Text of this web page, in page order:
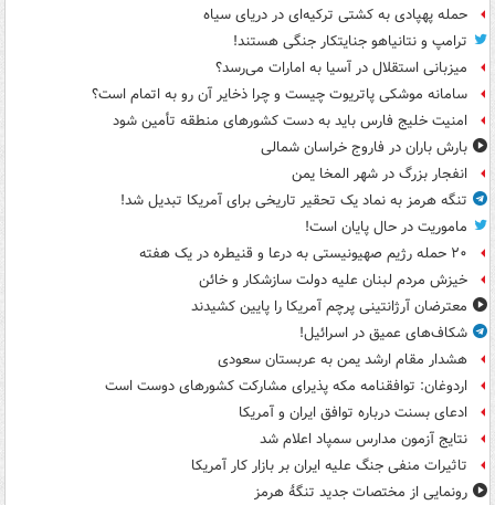
حمله پهپادی به کشتی ترکیه‌ای در دریای سیاه
ترامپ و نتانیاهو جنایتکار جنگی هستند!
میزبانی استقلال در آسیا به امارات می‌رسد؟
سامانه موشکی پاتریوت چیست و چرا ذخایر آن رو به اتمام است؟
امنیت خلیج فارس باید به دست کشورهای منطقه تأمین شود
بارش باران در فاروج خراسان شمالی
انفجار بزرگ در شهر المخا یمن
تنگه هرمز به نماد یک تحقیر تاریخی برای آمریکا تبدیل شد!
ماموریت در حال پایان است!
۲۰ حمله رژیم صهیونیستی به درعا و قنیطره در یک هفته
خیزش مردم لبنان علیه دولت سازشکار و خائن
معترضان آرژانتینی پرچم آمریکا را پایین کشیدند
شکاف‌های عمیق در اسرائیل!
هشدار مقام ارشد یمن به عربستان سعودی
اردوغان: توافقنامه مکه پذیرای مشارکت کشورهای دوست است
ادعای بسنت درباره توافق ایران و آمریکا
نتایج آزمون مدارس سمپاد اعلام شد
تاثیرات منفی جنگ علیه ایران بر بازار کار آمریکا
رونمایی از مختصات جدید تنگۀ هرمز